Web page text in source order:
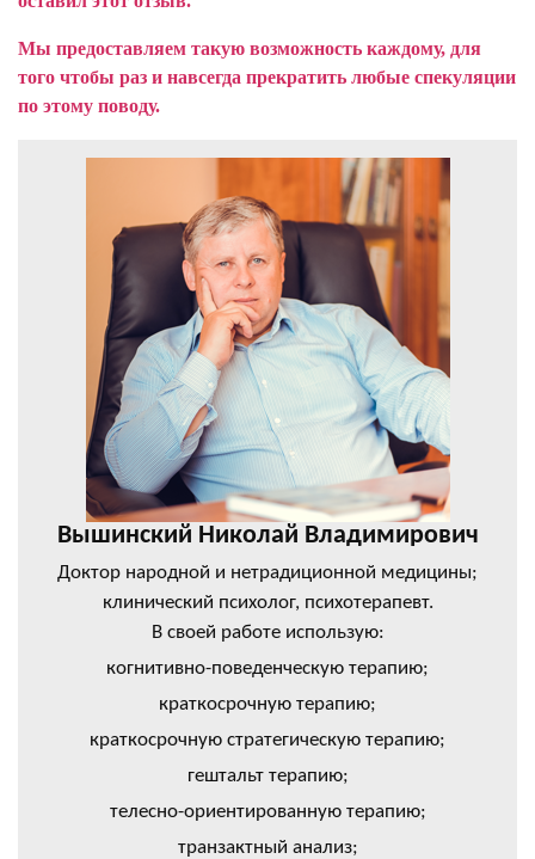
Мы предоставляем такую возможность каждому, для
того чтобы раз и навсегда прекратить любые спекуляции
по этому поводу.
Вышинский Николай Владимирович
Доктор народной и нетрадиционной медицины;
клинический психолог, психотерапевт.
В своей работе использую:
когнитивно-поведенческую терапию;
краткосрочную терапию;
краткосрочную стратегическую терапию;
гештальт терапию;
телесно-ориентированную терапию;
транзактный анализ;